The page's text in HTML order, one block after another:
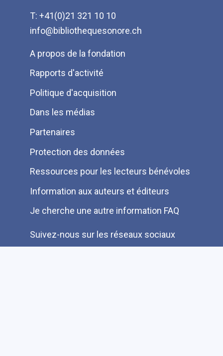
T: +41(0)21 321 10 10
info@bibliothequesonore.ch
Menu
Pied
de
page
A propos de la fondation
Rapports d'activité
Politique d'acquisition
Dans les médias
Partenaires
Protection des données
Ressources pour les lecteurs bénévoles
Information aux auteurs et éditeurs
Je cherche une autre information FAQ
Suivez-nous sur les réseaux sociaux